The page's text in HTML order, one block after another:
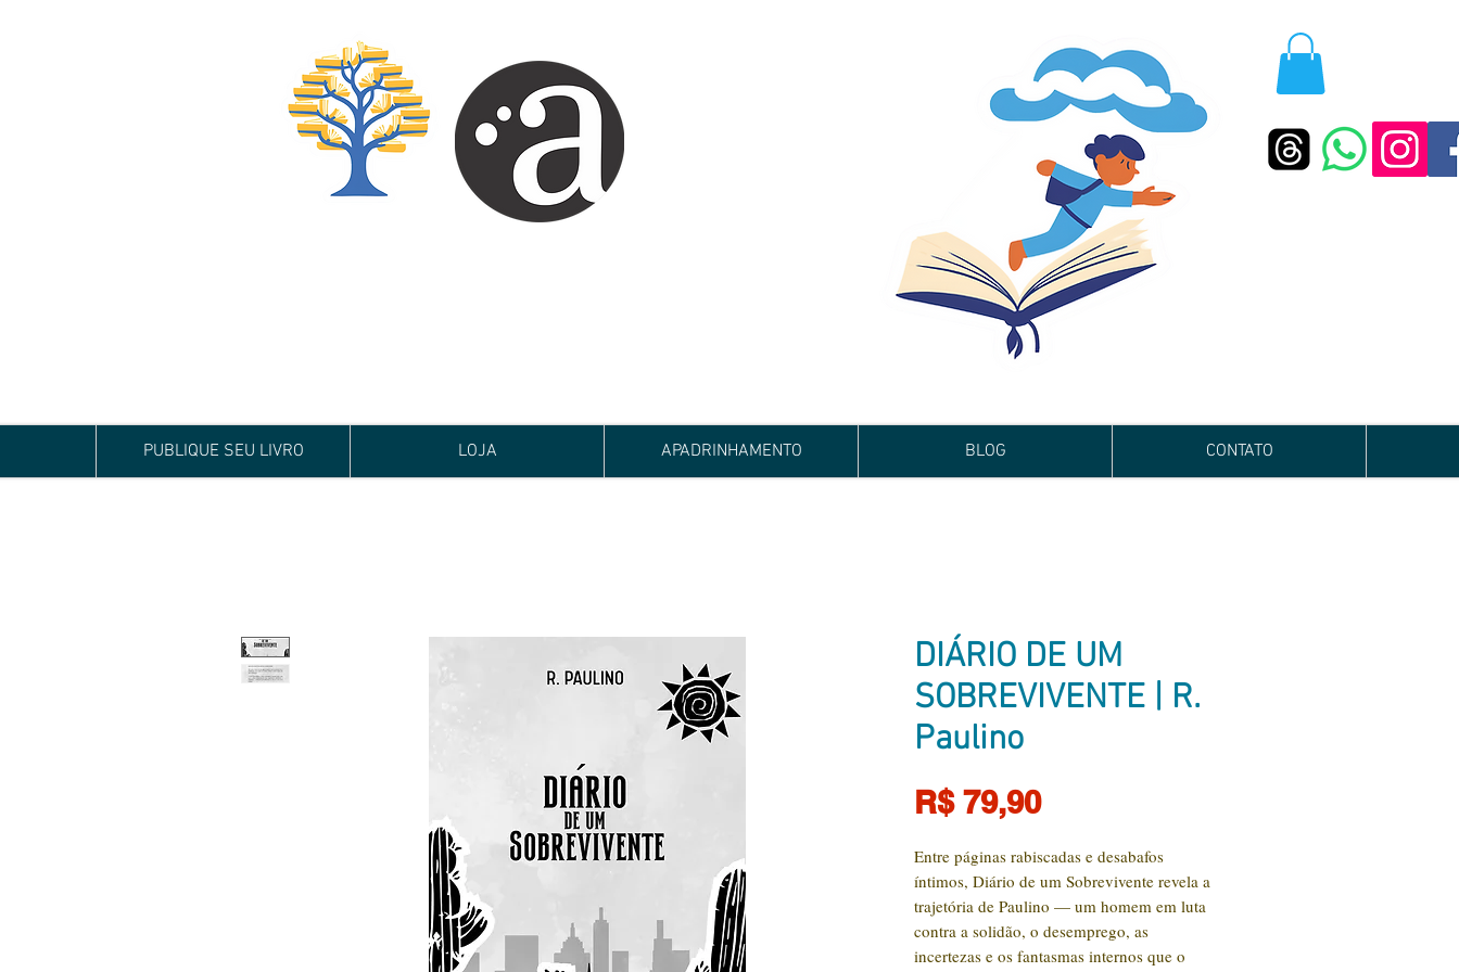
PUBLIQUE SEU LIVRO LOJA APADRINHAMENTO BLOG CONTATO
DIÁRIO DE UM
SOBREVIVENTE | R.
Paulino
R$ 79,90Preço
Entre páginas rabiscadas e desabafos
íntimos, Diário de um Sobrevivente revela a
trajetória de Paulino — um homem em luta
contra a solidão, o desemprego, as
incertezas e os fantasmas internos que o